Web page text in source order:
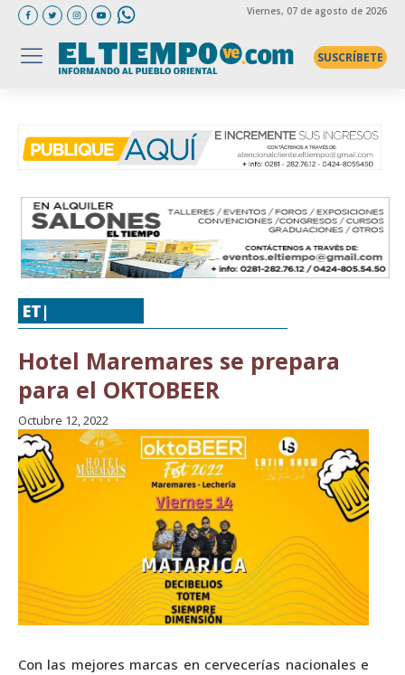
Viernes, 07 de agosto de 2026
SUSCRÍBETE
ET|
Hotel Maremares se prepara
para el OKTOBEER
Octubre 12, 2022
Con las mejores marcas en cervecerías nacionales e